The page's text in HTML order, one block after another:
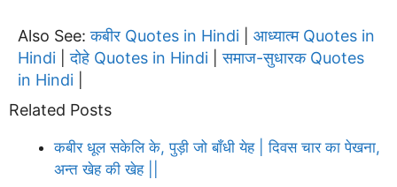
Also See:कबीर Quotes in Hindi
आध्यात्म Quotes in
Hindi |दोहे Quotes in Hindi |समाज-सुधारक Quotes
in Hindi
Related Posts
कबीर धूल सकेलि के, पुड़ी जो बाँधी येह | दिवस चार का पेखना,
अन्त खेह की खेह ||